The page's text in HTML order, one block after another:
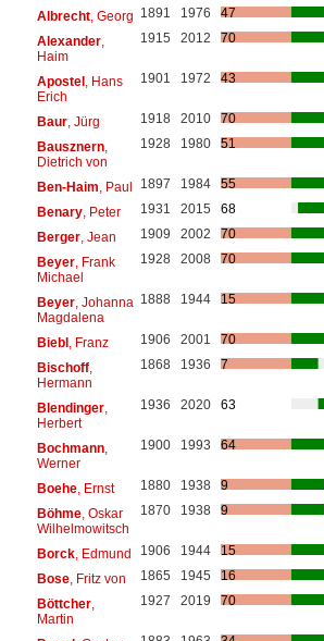
Albrecht, Georg 1891 1976
47
Alexander,
Haim
1915 2012 70
Apostel, Hans
Erich
1901 1972 43
Baur, Jürg 1918 2010
70
Bausznern,
Dietrich von
1928 1980 51
Ben-Haim , Paul 1897 1984
55
Benary, Peter 1931 2015
68
Berger, Jean 1909 2002
70
Beyer, Frank
Michael
1928 2008 70
Beyer, Johanna
Magdalena
1888 1944 15
Biebl, Franz 1906 2001
70
Bischoff,
Hermann
1868 1936 7
Blendinger,
Herbert
1936 2020 63
Bochmann,
Werner
1900 1993 64
Boehe, Ernst 1880 1938
9
Böhme, Oskar
Wilhelmowitsch
1870 1938 9
Borck, Edmund 1906 1944
15
Bose, Fritz von 1865 1945
16
Böttcher,
Martin
1927 2019 70